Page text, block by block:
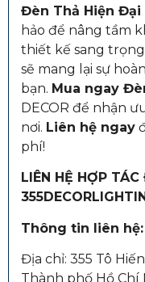
Đèn Thả Hiện Đại
hảo để nâng tầm
thiết kế sang
sẽ mang lại sự
bạn. Mua ngay
DECOR để nhận
nơi. Liên hệ ngay
phí!
LIÊN HỆ HỢP TÁC
Thông tin liên hệ:
Địa chỉ: 355 Tô
Thành phố Hồ Chí